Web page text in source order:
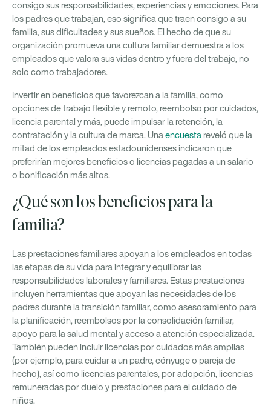
consigo sus responsabilidades, experiencias y emociones. Para
los padres que trabajan, eso significa que traen consigo a su
familia, sus dificultades y sus sueños. El hecho de que su
organización promueva una cultura familiar demuestra a los
empleados que valora sus vidas dentro y fuera del trabajo, no
solo como trabajadores.
Invertir en beneficios que favorezcan a la familia, como
opciones de trabajo flexible y remoto, reembolso por cuidados,
licencia parental y más, puede impulsar la retención, la
contratación y la cultura de marca. Una encuesta reveló que la
mitad de los empleados estadounidenses indicaron que
preferirían mejores beneficios o licencias pagadas a un salario
o bonificación más altos.
¿Qué son los beneficios para la
familia?
Las prestaciones familiares apoyan a los empleados en todas
las etapas de su vida para integrar y equilibrar las
responsabilidades laborales y familiares. Estas prestaciones
incluyen herramientas que apoyan las necesidades de los
padres durante la transición familiar, como asesoramiento para
la planificación, reembolsos por la consolidación familiar,
apoyo para la salud mental y acceso a atención especializada.
También pueden incluir licencias por cuidados más amplias
(por ejemplo, para cuidar a un padre, cónyuge o pareja de
hecho), así como licencias parentales, por adopción, licencias
remuneradas por duelo y prestaciones para el cuidado de
niños.